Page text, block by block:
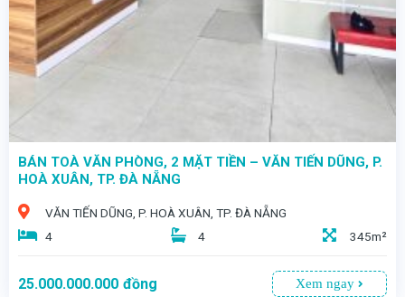
BÁN TOÀ VĂN PHÒNG, 2 MẶT TIỀN – VĂN TIẾN DŨNG, P.
HOÀ XUÂN, TP. ĐÀ NẴNG
VĂN TIẾN DŨNG, P. HOÀ XUÂN, TP. ĐÀ NẴNG
4
4 345m²
25.000.000.000 đồng Xem ngay